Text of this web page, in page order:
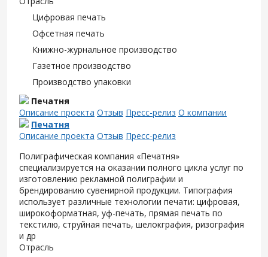
Цифровая печать
Офсетная печать
Книжно-журнальное производство
Газетное производство
Производство упаковки
Печатня
Описание проекта Отзыв Пресс-релиз О компании
Печатня
Описание проекта Отзыв Пресс-релиз
Полиграфическая компания «Печатня»
специализируется на оказании полного цикла услуг по
изготовлению рекламной полиграфии и
брендированию сувенирной продукции. Типография
использует различные технологии печати: цифровая,
широкоформатная, уф-печать, прямая печать по
текстилю, струйная печать, шелокграфия, ризография
и др
Отрасль